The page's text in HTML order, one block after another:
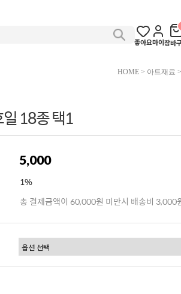
좋아요마이장바
HOME> 아트재료 >
18종 택1
5,000
1%
총 결제금액이 60,000원 미만시 배송비 3,000